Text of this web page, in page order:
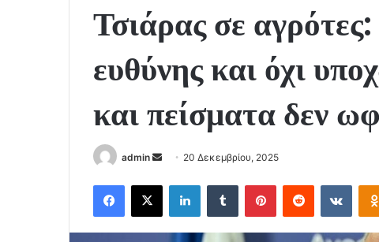
Τσιάρας σε
ευθύνης και όχι
και πείσματα δεν
admin
Send
email
20 Δεκεμβρίου, 2025
Facebook
X LinkedInTumblr PinterestReddit